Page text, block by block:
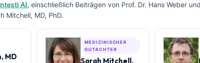
AI, einschließlich Beiträgen von Prof. Dr. Hans Weber
Mitchell, MD, PhD.
MD
MEDIZINISCHER
GUTACHTER
Sarah Mitchell,